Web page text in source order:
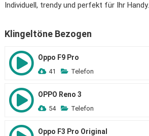
Individuell, trendy und perfekt für Ihr Handy.
Klingeltöne Bezogen
Oppo F9 Pro
41 Telefon
OPPO Reno 3
54 Telefon
Oppo F3 Pro Original